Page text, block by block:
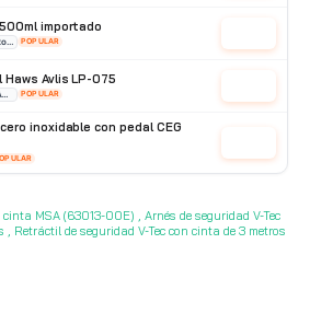
importado
POPULAR
Avlis LP-075
POPULAR
inoxidable con pedal CEG
de emergencia Encon 01050230
MSA (63013-00E) , Arnés de seguridad V-Tec
Retráctil de seguridad V-Tec con cinta de 3 metros